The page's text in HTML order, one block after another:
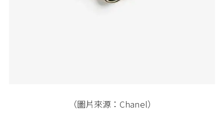
（圖片來源：Chanel）